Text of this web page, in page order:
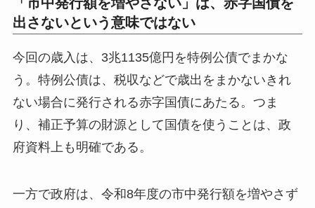
「市中発行額を増やさない」は、赤字国債を
出さないという意味ではない
今回の歳入は、3兆1135億円を特例公債でまかな
う。特例公債は、税収などで歳出をまかないきれ
ない場合に発行される赤字国債にあたる。つま
り、補正予算の財源として国債を使うことは、政
府資料上も明確である。
一方で政府は、令和8年度の市中発行額を増やさず